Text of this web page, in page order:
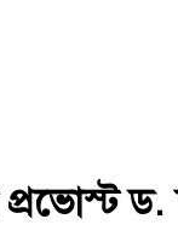
প্রভোস্ট